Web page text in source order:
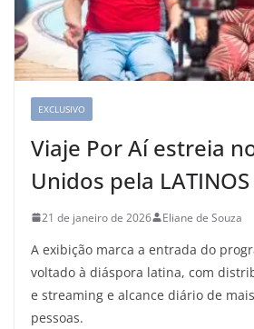
EXCLUSIVO
Viaje Por Aí estreia
Unidos pela LATINOS
21 de janeiro de 2026 Eliane de Souza
A exibição marca a entrada do
voltado à diáspora latina, com
e streaming e alcance diário de
pessoas.